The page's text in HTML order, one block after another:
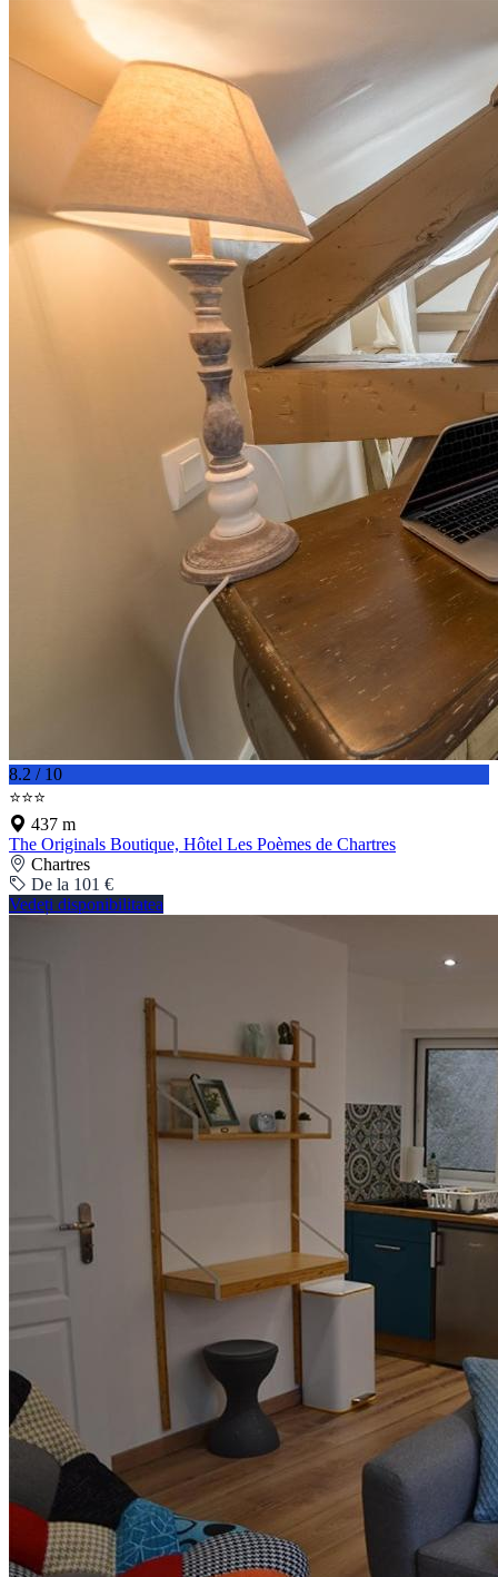
8.2 / 10
⭐⭐⭐
437 m
The Originals Boutique, Hôtel Les Poèmes de Chartres
Chartres
De la 101 €
Vedeți disponibilitatea